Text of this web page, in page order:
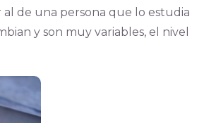
de una persona que lo estudia
y son muy variables, el nivel